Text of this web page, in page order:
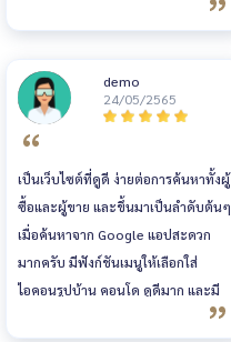
ประกาศขาย มีระบบหลังบ้านให้ผู้ขาย
ios สะดวกไม่ต้องเปิดคอม จะแก้ไข
จะติดตามประกาศ หาประกาศ ทำได้
สะดวกเหมือนทำผ่านคอม
demo
24/05/2565
เป็นเว็บไซต์ที่ดูดี ง่ายต่อการค้นหาทั้งผู้
ซื้อและผู้ขาย และขึ้นมาเป็นลำดับต้นๆ
เมื่อค้นหาจาก Google แอปสะดวก
มากครับ มีฟังก์ชันเมนูให้เลือกใส่
ไอคอนรูปบ้าน คอนโด ดูดีมาก และมี
ข่าวสารต่างๆ เกี่ยวกับอสังหาริมทรัพย์